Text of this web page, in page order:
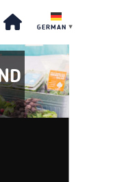
GERMAN ▼